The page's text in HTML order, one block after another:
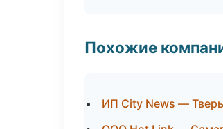
Похожие
ИП City News — Тверь